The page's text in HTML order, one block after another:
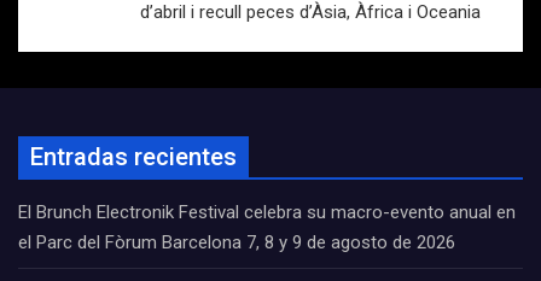
d’abril i recull peces d’Àsia, Àfrica i Oceania
Entradas recientes
El Brunch Electronik Festival celebra su macro-evento anual en
el Parc del Fòrum Barcelona 7, 8 y 9 de agosto de 2026